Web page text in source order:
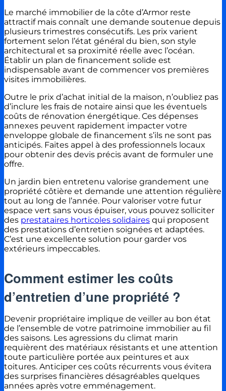
Le marché immobilier de la côte d’Armor reste
attractif mais connaît une demande soutenue depuis
plusieurs trimestres consécutifs. Les prix varient
fortement selon l’état général du bien, son style
architectural et sa proximité réelle avec l’océan.
Établir un plan de financement solide est
indispensable avant de commencer vos premières
visites immobilières.
Outre le prix d’achat initial de la maison, n’oubliez pas
d’inclure les frais de notaire ainsi que les éventuels
coûts de rénovation énergétique. Ces dépenses
annexes peuvent rapidement impacter votre
enveloppe globale de financement s’ils ne sont pas
anticipés. Faites appel à des professionnels locaux
pour obtenir des devis précis avant de formuler une
offre.
Un jardin bien entretenu valorise grandement une
propriété côtière et demande une attention régulière
tout au long de l’année. Pour valoriser votre futur
espace vert sans vous épuiser, vous pouvez solliciter
des prestataires horticoles solidaires qui proposent
des prestations d’entretien soignées et adaptées.
C’est une excellente solution pour garder vos
extérieurs impeccables.
Comment estimer les coûts
d’entretien d’une propriété ?
Devenir propriétaire implique de veiller au bon état
de l’ensemble de votre patrimoine immobilier au fil
des saisons. Les agressions du climat marin
requièrent des matériaux résistants et une attention
toute particulière portée aux peintures et aux
toitures. Anticiper ces coûts récurrents vous évitera
des surprises financières désagréables quelques
années après votre emménagement.